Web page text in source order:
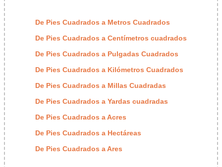
De Pies Cuadrados a Metros Cuadrados
De Pies Cuadrados a Centímetros cuadrados
De Pies Cuadrados a Pulgadas Cuadrados
De Pies Cuadrados a Kilómetros Cuadrados
De Pies Cuadrados a Millas Cuadradas
De Pies Cuadrados a Yardas cuadradas
De Pies Cuadrados a Acres
De Pies Cuadrados a Hectáreas
De Pies Cuadrados a Ares